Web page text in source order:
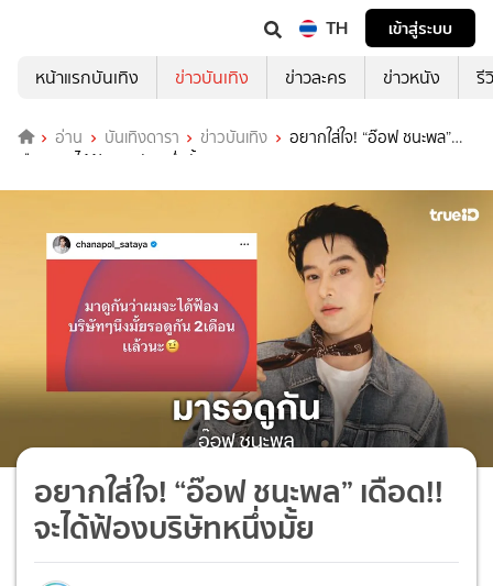
TH
เข้าสู่ระบบ
หน้าแรกบันเทิง
ข่าวบันเทิง ข่าวละคร ข่าวหนัง รี
อ่าน บันเทิงดารา ข่าวบันเทิง
อยากใส่ใจ! “อ๊อฟ ชนะพล”
เดือด!! จะได้ฟ้องบริษัทหนึ่งมั้ย
อยากใส่ใจ! “อ๊อฟ ชนะพล” เดือด!!
จะได้ฟ้องบริษัทหนึ่งมั้ย